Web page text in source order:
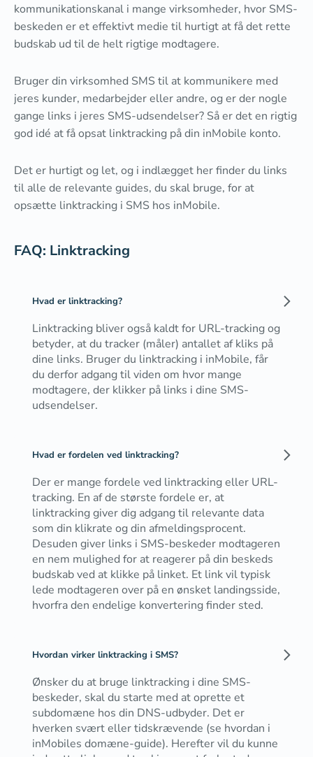
kommunikationskanal i mange virksomheder, hvor SMS-
beskeden er et effektivt medie til hurtigt at få det rette
budskab ud til de helt rigtige modtagere.
Bruger din virksomhed SMS til at kommunikere med
jeres kunder, medarbejder eller andre, og er der nogle
gange links i jeres SMS-udsendelser? Så er det en rigtig
god idé at få opsat linktracking på din inMobile konto.
Det er hurtigt og let, og i indlægget her finder du links
til alle de relevante guides, du skal bruge, for at
opsætte linktracking i SMS hos inMobile.
FAQ: Linktracking
Hvad er linktracking?
Linktracking bliver også kaldt for URL-tracking og
betyder, at du tracker (måler) antallet af kliks på
dine links. Bruger du linktracking i inMobile, får
du derfor adgang til viden om hvor mange
modtagere, der klikker på links i dine SMS-
udsendelser.
Hvad er fordelen ved linktracking?
Der er mange fordele ved linktracking eller URL-
tracking. En af de største fordele er, at
linktracking giver dig adgang til relevante data
som din klikrate og din afmeldingsprocent.
Desuden giver links i SMS-beskeder modtageren
en nem mulighed for at reagerer på din beskeds
budskab ved at klikke på linket. Et link vil typisk
lede modtageren over på en ønsket landingsside,
hvorfra den endelige konvertering finder sted.
Hvordan virker linktracking i SMS?
Ønsker du at bruge linktracking i dine SMS-
beskeder, skal du starte med at oprette et
subdomæne hos din DNS-udbyder. Det er
hverken svært eller tidskrævende (se hvordan i
inMobiles domæne-guide). Herefter vil du kunne